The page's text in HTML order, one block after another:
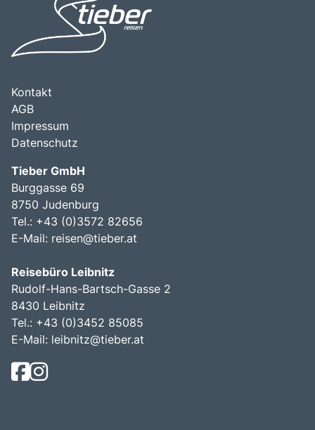
einem unverzichtbaren Ziel für Reisende, die die Vielfalt
und den Charme dieser einzigartigen Region entdecken
möchten.
Kontakt
AGB
Impressum
Datenschutz
Tieber GmbH
Burggasse 69
8750 Judenburg
Tel.: +43 (0)3572 82656
E-Mail: reisen@tieber.at
Reisebüro Leibnitz
Rudolf-Hans-Bartsch-Gasse 2
8430 Leibnitz
Tel.: +43 (0)3452 85085
E-Mail: leibnitz@tieber.at